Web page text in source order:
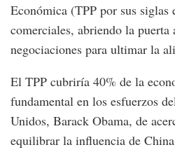
Económica (TPP por sus siglas
comerciales, abriendo la puerta
negociaciones para ultimar la
El TPP cubriría 40% de la
fundamental en los esfuerzos
Unidos, Barack Obama, de
equilibrar la influencia de